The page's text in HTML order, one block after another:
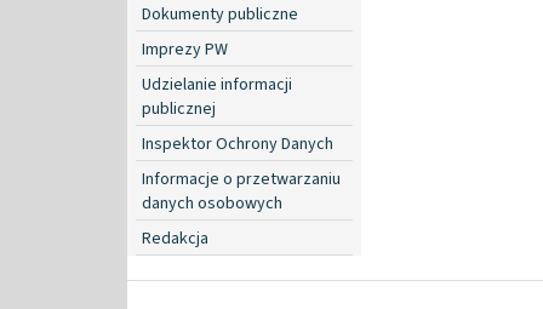
Dokumenty publiczne
Imprezy PW
Udzielanie informacji
publicznej
Inspektor Ochrony Danych
Informacje o przetwarzaniu
danych osobowych
Redakcja